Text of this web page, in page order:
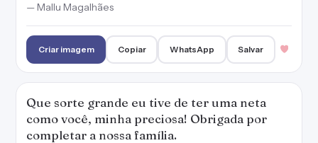
— Mallu Magalhães
Criar imagem Copiar WhatsApp Salvar
Que sorte grande eu tive de ter uma neta
como você, minha preciosa! Obrigada por
completar a nossa família.